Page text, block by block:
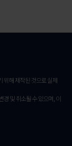
위해 제작된 것으로 실제
경 및 취소될 수 있으며, 이